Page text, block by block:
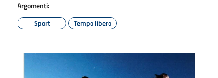
Argomenti:
Sport
Tempo libero